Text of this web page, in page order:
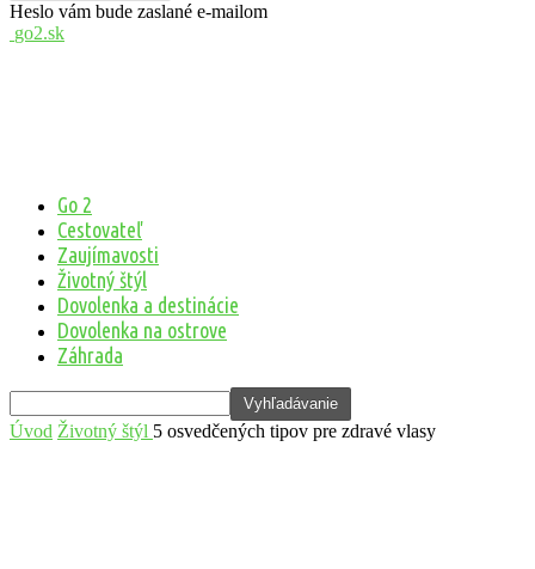
Heslo vám bude zaslané e-mailom
go2.sk
Go 2
Cestovateľ
Zaujímavosti
Životný štýl
Dovolenka a destinácie
Dovolenka na ostrove
Záhrada
Úvod Životný štýl 5 osvedčených tipov pre zdravé vlasy